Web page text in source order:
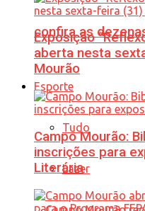
confira as
Esporte
Tudo
Lazer
Exposição
aberta nesta
Mourão
Campo Mourão:
inscrições para
Literária